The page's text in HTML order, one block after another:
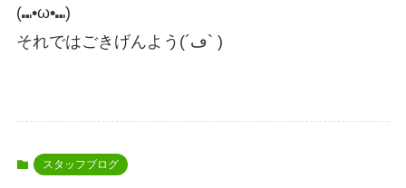
(⑉•ω•⑉)
それではごきげんよう(´ڡ` )
スタッフブログ